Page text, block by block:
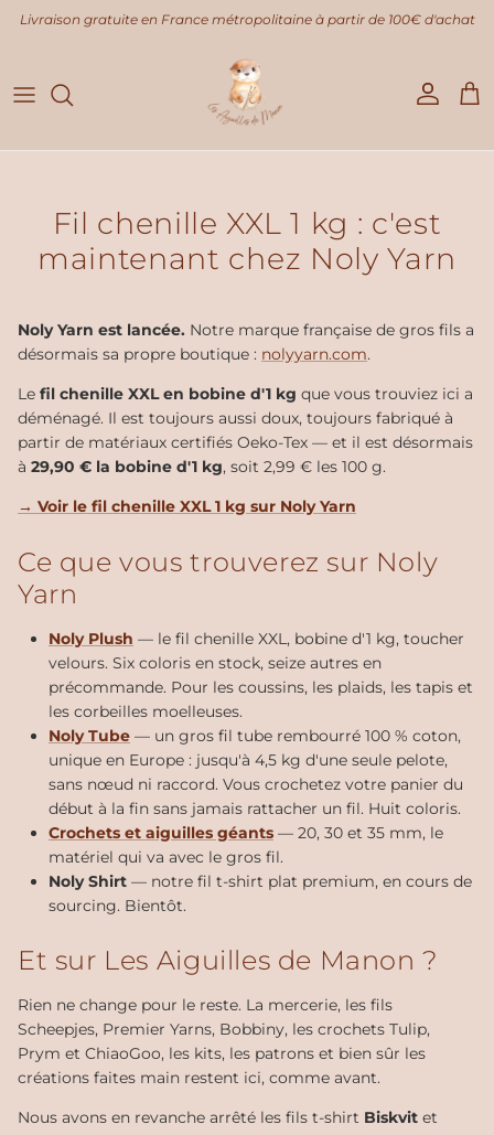
Aller au contenu
Livraison gratuite en France métropolitaine à partir de 100€ d'achat
Compte
Fil chenille XXL 1 kg : c'est
maintenant chez Noly Yarn
Noly Yarn est lancée. Notre marque française de gros fils a
désormais sa propre boutique : nolyyarn.com.
Le fil chenille XXL en bobine d'1 kg que vous trouviez ici a
déménagé. Il est toujours aussi doux, toujours fabriqué à
partir de matériaux certifiés Oeko-Tex — et il est désormais
à 29,90 € la bobine d'1 kg, soit 2,99 € les 100 g.
→ Voir le fil chenille XXL 1 kg sur Noly Yarn
Ce que vous trouverez sur Noly
Yarn
Noly Plush — le fil chenille XXL, bobine d'1 kg, toucher
velours. Six coloris en stock, seize autres en
précommande. Pour les coussins, les plaids, les tapis et
les corbeilles moelleuses.
Noly Tube — un gros fil tube rembourré 100 % coton,
unique en Europe : jusqu'à 4,5 kg d'une seule pelote,
sans nœud ni raccord. Vous crochetez votre panier du
début à la fin sans jamais rattacher un fil. Huit coloris.
Crochets et aiguilles géants — 20, 30 et 35 mm, le
matériel qui va avec le gros fil.
Noly Shirt — notre fil t-shirt plat premium, en cours de
sourcing. Bientôt.
Et sur Les Aiguilles de Manon ?
Rien ne change pour le reste. La mercerie, les fils
Scheepjes, Premier Yarns, Bobbiny, les crochets Tulip,
Prym et ChiaoGoo, les kits, les patrons et bien sûr les
créations faites main restent ici, comme avant.
Nous avons en revanche arrêté les fils t-shirt Biskvit et